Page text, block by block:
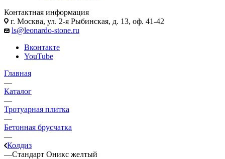
Контактная информация
г. Москва, ул. 2-я Рыбинская, д. 13, оф. 41-42
ls@leonardo-stone.ru
Вконтакте
YouTube
Главная
—
Каталог
—
Тротуарная плитка
—
Бетонная брусчатка
—
Колдиз
—Стандарт Оникс желтый